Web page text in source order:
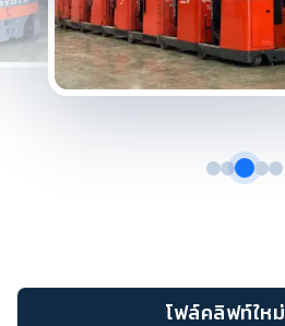
โฟล์คลิฟท์ใหม่